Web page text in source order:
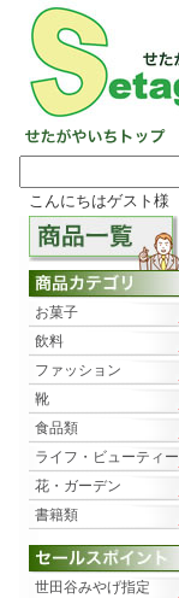
こんにちはゲスト様
お菓子
飲料
ファッション
靴
食品類
ライフ・ビューティー
花・ガーデン
書籍類
世田谷みやげ指定